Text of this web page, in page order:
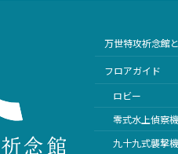
万世特攻祈念館
フロアガイド
ロビー
零式水上偵察機
九十九式襲撃